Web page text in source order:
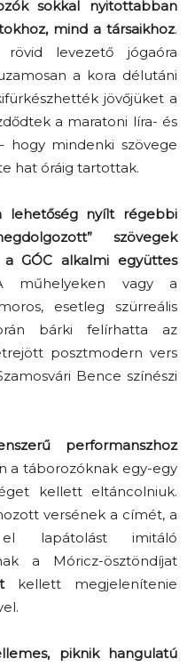
sokkal nyitottabban
mind a társaikhoz.
levezető jógaóra
a kora délutáni
jövőjüket a
a maratoni líra- és
hogy mindenki szövege
hat óráig tartottak.
lehetőség nyílt régebbi
szövegek
GÓC alkalmi együttes
műhelyeken vagy a
esetleg szürreális
bárki felírhatta az
posztmodern vers
Bence színészi
performanszhoz
a táborozóknak egy-egy
kellett eltáncolniuk.
versének a címét, a
lapátolást imitáló
a Móricz-ösztöndíjat
kellett megjelenítenie
piknik hangulatú